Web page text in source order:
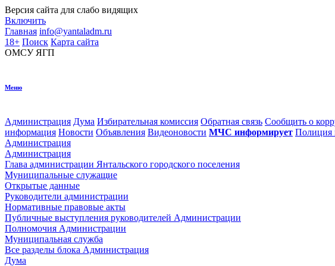
Версия сайта для слабо видящих
Включить
Главная info@yantaladm.ru
18+ Поиск Карта сайта
ОМСУ ЯГП
Меню
Администрация Дума Избирательная комиссия Обратная связь Сообщить о
информация Новости Объявления Видеоновости МЧС информирует Полиция
Администрация
Администрация
Глава администрации Янтальского городского поселения
Муниципальные служащие
Открытые данные
Руководители администрации
Нормативные правовые акты
Публичные выступления руководителей Администрации
Полномочия Администрации
Муниципальная служба
Все разделы блока Администрация
Дума